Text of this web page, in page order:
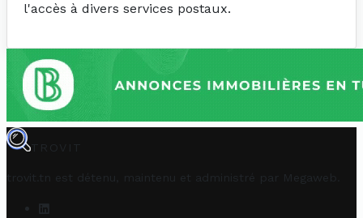
l'accès à divers services postaux.
TROVIT
trovit.tn est détenu, maintenu et administré par Megaweb